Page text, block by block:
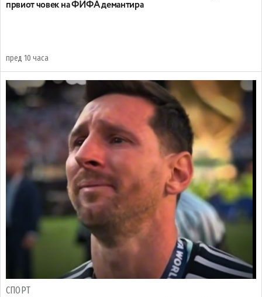
првиот човек на ФИФА демантира
пред 10 часа
СПОРТ